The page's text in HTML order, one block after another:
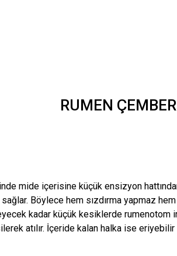
RUMEN
mide içerisine küçük ensizyon
sağlar. Böylece hem sızdırma yapmaz
kadar küçük kesiklerde rumenotom
atılır. İçeride kalan halka ise